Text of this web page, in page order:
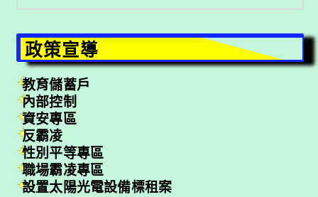
尋
政策宣導
教育儲蓄戶
內部控制
資安專區
反霸凌
性別平等專區
職場霸凌專區
設置太陽光電設備標租案